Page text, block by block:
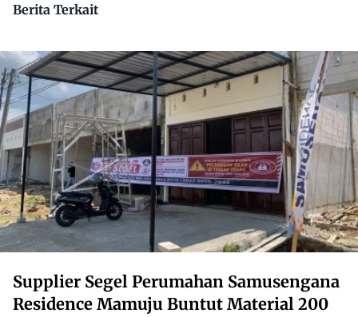
Berita Terkait
Supplier Segel Perumahan Samusengana
Residence Mamuju Buntut Material 200